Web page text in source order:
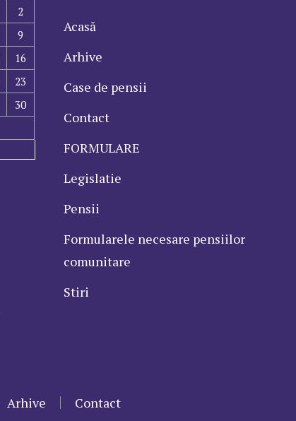
2
9
16
23
30
Acasă
Arhive
Case de pensii
Contact
FORMULARE
Legislatie
Pensii
Formularele necesare pensiilor
comunitare
Stiri
Arhive Contact